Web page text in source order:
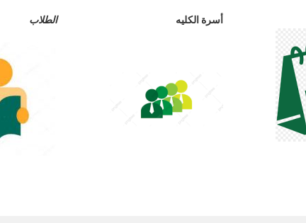
أسرة الكليه الطلاب